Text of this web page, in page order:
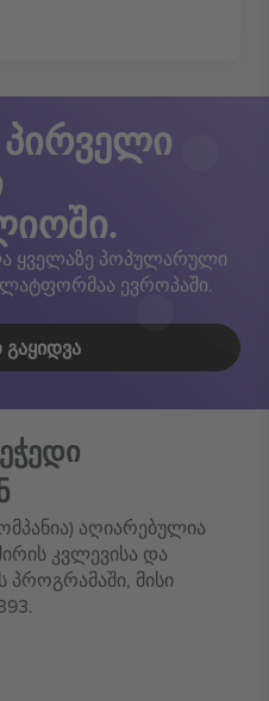
ყველაზე პოპულარული
ევროპაში.
აღიარებულია
კვლევისა და
პროგრამაში, მისი